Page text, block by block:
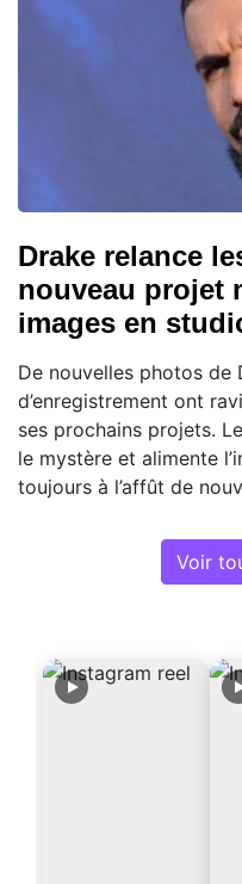
Drake relance
nouveau projet
images en
De nouvelles photos de
d’enregistrement ont
ses prochains projets.
le mystère et alimente
toujours à l’affût de
Voir